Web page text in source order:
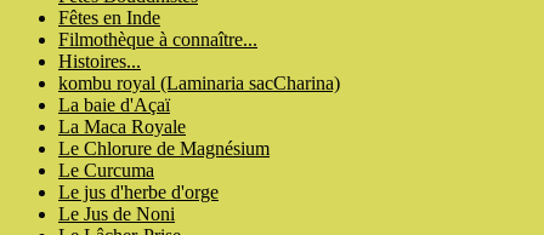
Fêtes en Inde
Filmothèque à connaître...
Histoires...
kombu royal (Laminaria sacCharina)
La baie d'Açaï
La Maca Royale
Le Chlorure de Magnésium
Le Curcuma
Le jus d'herbe d'orge
Le Jus de Noni